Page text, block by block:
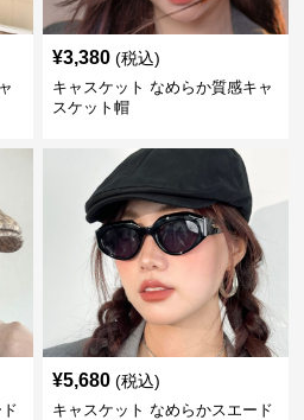
¥3,380 (税込)
キャスケット なめらか質感キャ
スケット帽
¥5,680 (税込)
キャスケット なめらかスエード